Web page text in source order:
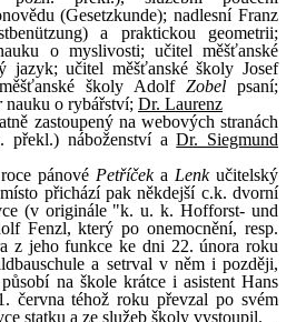
(Gesetzkunde); nadlesní Franz
a praktickou geometrii;
o myslivosti; učitel měšťanské
jazyk; učitel měšťanské školy Josef
školy Adolf Zobel psaní;
nauku o rybářství; Dr. Laurenz
zastoupený na webových stranách
překl.) náboženství aDr. Siegmund
pánové Petříčeka Lenkučitelský
přichází pak někdejší c.k. dvorní
(v originále "k. u. k. Hofforst- und
Fenzl, který po onemocnění, resp.
z jeho funkce ke dni 22. února roku
a setrval v něm i později,
na škole krátce i asistent Hans
června téhož roku převzal po svém
statku a ze služeb školy vystoupil.